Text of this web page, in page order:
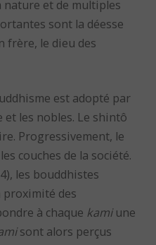
nature et de multiples
sont la déesse
frère, le dieu des
est adopté par
les nobles. Le shintô
Progressivement, le
couches de la société.
les bouddhistes
proximité des
à chaque kamiune
sont alors perçus